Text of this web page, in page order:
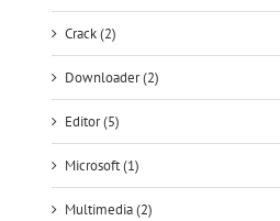
Crack (2)
Downloader (2)
Editor (5)
Microsoft (1)
Multimedia (2)